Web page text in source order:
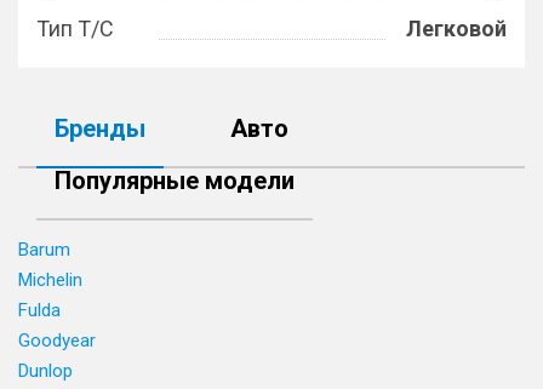
Тип Т/С
Легковой
Бренды
Авто
Популярные модели
Barum
Michelin
Fulda
Goodyear
Dunlop